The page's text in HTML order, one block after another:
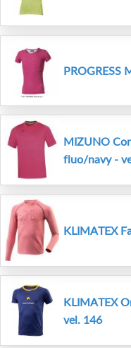
PROGRESS
MIZUNO
fluo/navy -
KLIMATEX
KLIMATEX
vel. 146